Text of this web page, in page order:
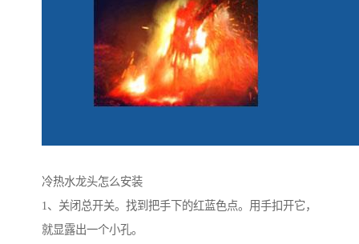
冷热水龙头怎么安装
1、关闭总开关。找到把手下的红蓝色点。用手扣开它，
就显露出一个小孔。